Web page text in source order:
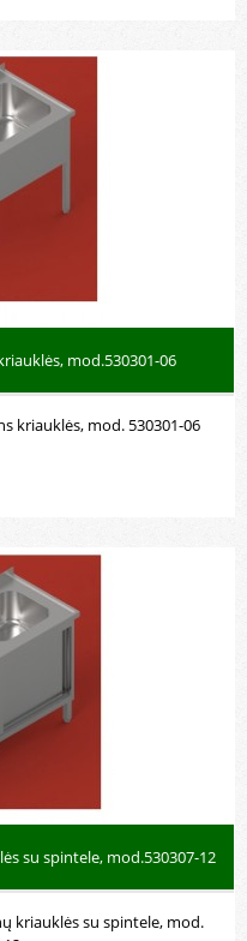
mod.530301-06
kriauklės, mod. 530301-06
su spintele, mod.530307-12
kriauklės su spintele, mod.